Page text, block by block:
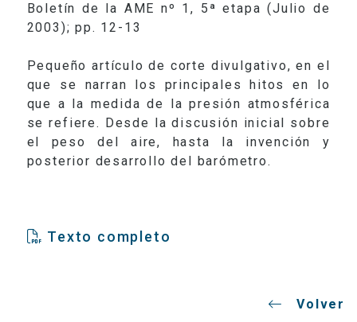
Boletín de la AME nº 1, 5ª etapa (Julio de
2003); pp. 12-13
Pequeño artículo de corte divulgativo, en el
que se narran los principales hitos en lo
que a la medida de la presión atmosférica
se refiere. Desde la discusión inicial sobre
el peso del aire, hasta la invención y
posterior desarrollo del barómetro.
Texto completo
Volver